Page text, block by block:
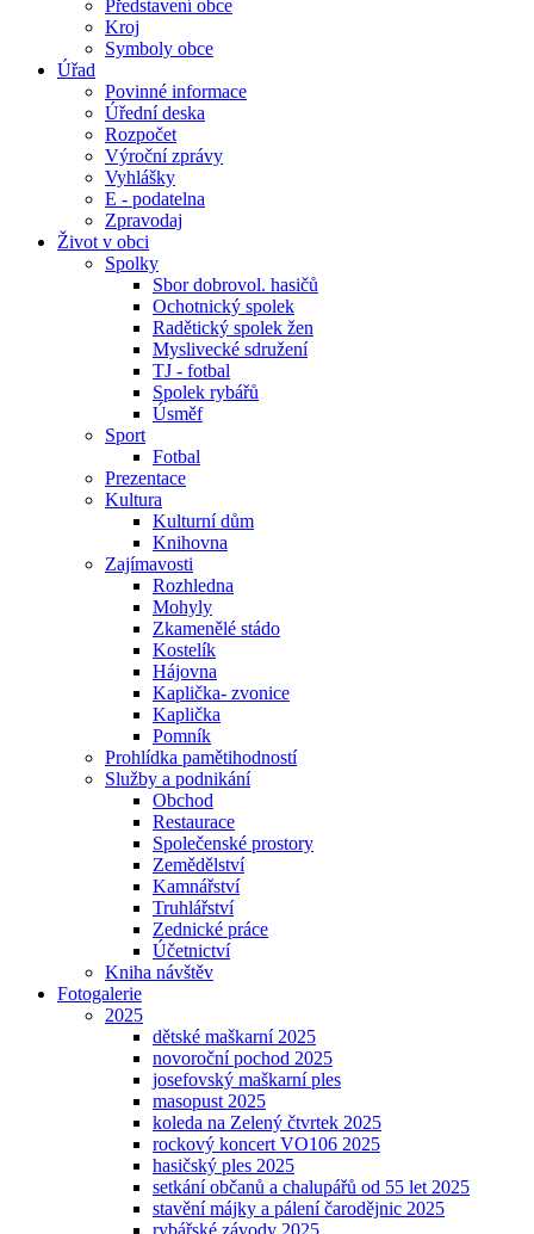
Představení obce
Kroj
Symboly obce
Úřad
Povinné informace
Úřední deska
Rozpočet
Výroční zprávy
Vyhlášky
E - podatelna
Zpravodaj
Život v obci
Spolky
Sbor dobrovol. hasičů
Ochotnický spolek
Radětický spolek žen
Myslivecké sdružení
TJ - fotbal
Spolek rybářů
Úsměf
Sport
Fotbal
Prezentace
Kultura
Kulturní dům
Knihovna
Zajímavosti
Rozhledna
Mohyly
Zkamenělé stádo
Kostelík
Hájovna
Kaplička- zvonice
Kaplička
Pomník
Prohlídka pamětihodností
Služby a podnikání
Obchod
Restaurace
Společenské prostory
Zemědělství
Kamnářství
Truhlářství
Zednické práce
Účetnictví
Kniha návštěv
Fotogalerie
2025
dětské maškarní 2025
novoroční pochod 2025
josefovský maškarní ples
masopust 2025
koleda na Zelený čtvrtek 2025
rockový koncert VO106 2025
hasičský ples 2025
setkání občanů a chalupářů od 55 let 2025
stavění májky a pálení čarodějnic 2025
rybářské závody 2025